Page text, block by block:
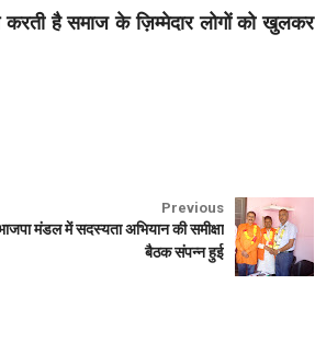
करती है समाज के ज़िम्मेदार लोगों को खुलकर
Previous
मंडल में सदस्यता अभियान की समीक्षा
बैठक संपन्न हुई